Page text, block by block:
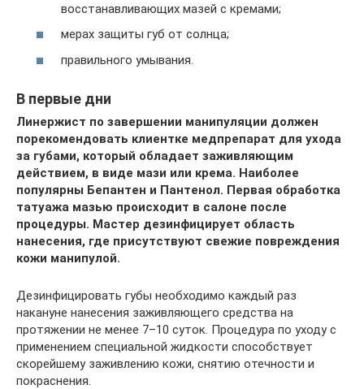
восстанавливающих мазей с кремами;
мерах защиты губ от солнца;
правильного умывания.
В первые дни
Линержист по завершении манипуляции должен
порекомендовать клиентке медпрепарат для ухода
за губами, который обладает заживляющим
действием, в виде мази или крема. Наиболее
популярны Бепантен и Пантенол. Первая обработка
татуажа мазью происходит в салоне после
процедуры. Мастер дезинфицирует область
нанесения, где присутствуют свежие повреждения
кожи манипулой.
Дезинфицировать губы необходимо каждый раз
накануне нанесения заживляющего средства на
протяжении не менее 7–10 суток. Процедура по уходу с
применением специальной жидкости способствует
скорейшему заживлению кожи, снятию отечности и
покраснения.